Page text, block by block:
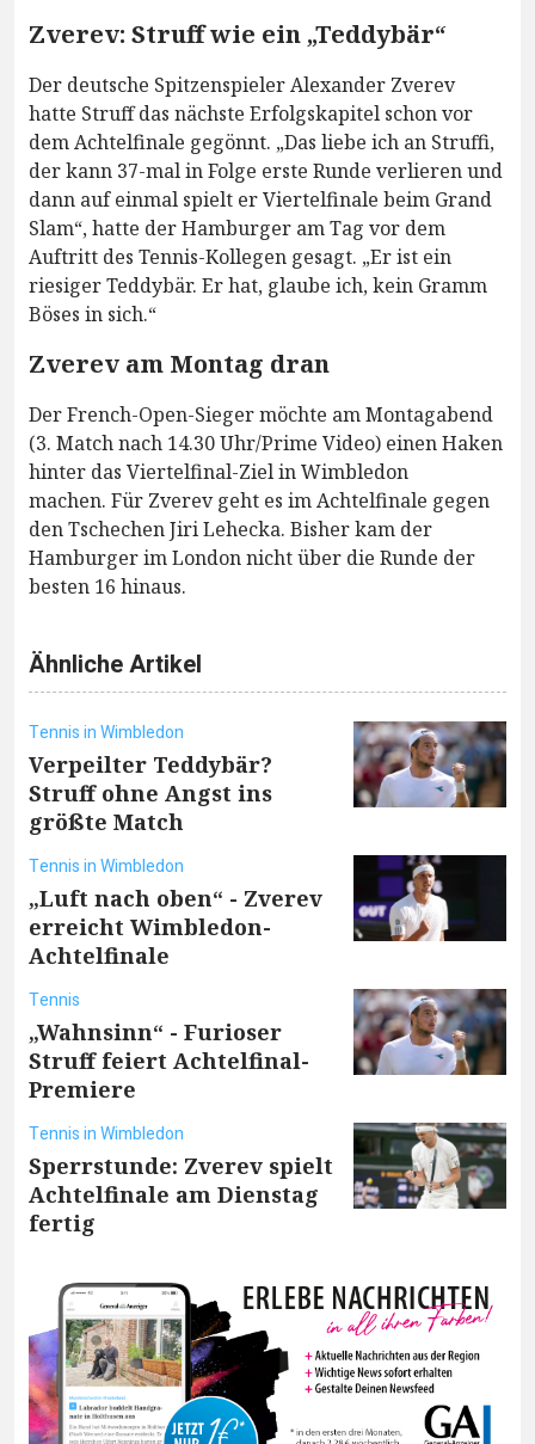
Zverev: Struff wie ein „Teddybär“
Der deutsche Spitzenspieler Alexander Zverev
hatte Struff das nächste Erfolgskapitel schon vor
dem Achtelfinale gegönnt. „Das liebe ich an Struffi,
der kann 37-mal in Folge erste Runde verlieren und
dann auf einmal spielt er Viertelfinale beim Grand
Slam“, hatte der Hamburger am Tag vor dem
Auftritt des Tennis-Kollegen gesagt. „Er ist ein
riesiger Teddybär. Er hat, glaube ich, kein Gramm
Böses in sich.“
Zverev am Montag dran
Der French-Open-Sieger möchte am Montagabend
(3. Match nach 14.30 Uhr/Prime Video) einen Haken
hinter das Viertelfinal-Ziel in Wimbledon
machen. Für Zverev geht es im Achtelfinale gegen
den Tschechen Jiri Lehecka. Bisher kam der
Hamburger im London nicht über die Runde der
besten 16 hinaus.
Ähnliche Artikel
Tennis in Wimbledon
Verpeilter Teddybär?
Struff ohne Angst ins
größte Match
Tennis in Wimbledon
„Luft nach oben“ - Zverev
erreicht Wimbledon-
Achtelfinale
Tennis
„Wahnsinn“ - Furioser
Struff feiert Achtelfinal-
Premiere
Tennis in Wimbledon
Sperrstunde: Zverev spielt
Achtelfinale am Dienstag
fertig